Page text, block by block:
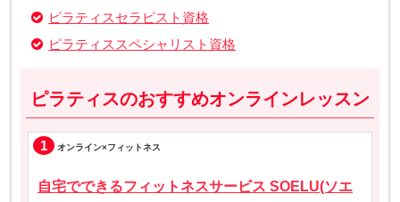
ピラティスセラピスト資格
ピラティススペシャリスト資格
ピラティスのおすすめオンラインレッスン
1 オンライン×フィットネス
自宅でできるフィットネスサービス SOELU(ソエ